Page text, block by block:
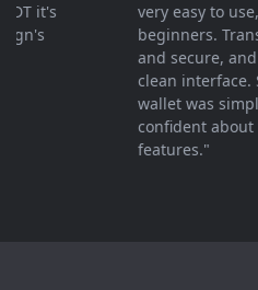
it's
very easy to use,
beginners.
and secure, and I
clean interface.
wallet was simple,
confident about
features."